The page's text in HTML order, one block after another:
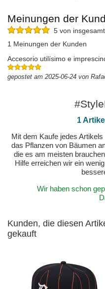
Meinungen der
5 von
1 Meinungen der Kunden
Accesorio utilísimo e
gepostet am 2025-06-24 von
1 Artikel
Mit dem Kaufe jedes
das Pflanzen von Bäumen
die es am meisten
Hilfe erreichen wir ein
Wir haben schon
Kunden, die diesen
gekauft